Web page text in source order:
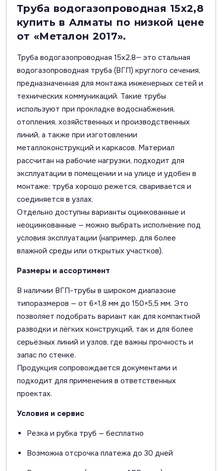
Труба водогазопроводная 15х2,8
купить в Алматы по низкой цене
от «Металон 2017».
Труба водогазопроводная 15х2,8— это стальная
водогазопроводная труба (ВГП) круглого сечения,
предназначенная для монтажа инженерных сетей и
технических коммуникаций. Такие трубы
используют при прокладке водоснабжения,
отопления, хозяйственных и производственных
линий, а также при изготовлении
металлоконструкций и каркасов. Материал
рассчитан на рабочие нагрузки, подходит для
эксплуатации в помещении и на улице и удобен в
монтаже: труба хорошо режется, сваривается и
соединяется в узлах.
Отдельно доступны варианты оцинкованные и
неоцинкованные — можно выбрать исполнение под
условия эксплуатации (например, для более
влажной среды или открытых участков).
Размеры и ассортимент
В наличии ВГП-трубы в широком диапазоне
типоразмеров — от 6×1,8 мм до 150×5,5 мм. Это
позволяет подобрать вариант как для компактной
разводки и лёгких конструкций, так и для более
серьёзных линий и узлов, где важны прочность и
запас по стенке.
Продукция сопровождается документами и
подходит для применения в ответственных
проектах.
Условия и сервис
Резка и рубка труб — бесплатно
Возможна отсрочка платежа до 30 дней